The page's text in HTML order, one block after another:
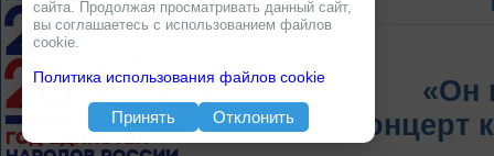
«Он
сайта. Продолжая просматривать данный сайт,
вы соглашаетесь с использованием файлов
cookie.
Политика использования файлов cookie
Принять Отклонить